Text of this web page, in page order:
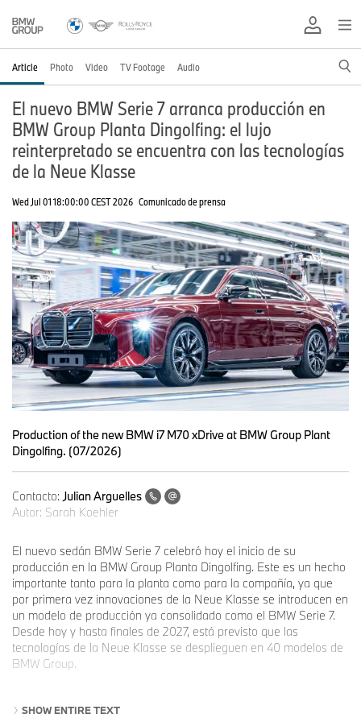
Article Photo Video TV Footage Audio
El nuevo BMW Serie 7 arranca producción en
BMW Group Planta Dingolfing: el lujo
reinterpretado se encuentra con las tecnologías
de la Neue Klasse
Wed Jul 01 18:00:00 CEST 2026 Comunicado de prensa
Production of the new BMW i7 M70 xDrive at BMW Group Plant
Dingolfing. (07/2026)
Contacto: Julian Arguelles
Autor: Sarah Koehler
El nuevo sedán BMW Serie 7 celebró hoy el inicio de su
producción en la BMW Group Planta Dingolfing. Este es un hecho
importante tanto para la planta como para la compañía, ya que
por primera vez innovaciones de la Neue Klasse se introducen en
un modelo de producción ya consolidado como el BMW Serie 7.
Desde hoy y hasta finales de 2027, está previsto que las
tecnologías de la Neue Klasse se desplieguen en 40 modelos de
BMW Group.
“El nuevo BMW Serie 7 pone de manifiesto lo que distingue a
SHOW ENTIRE TEXT